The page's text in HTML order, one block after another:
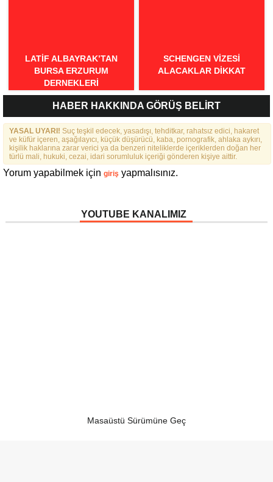
LATIF ALBAYRAK’TAN
BURSA ERZURUM
DERNEKLERI
FEDERASYONU İÇIN 25
MADDELIK BÜYÜK VIZYON:
“DAHA GÜÇLÜ, DAHA ETKIN,
DAHA KAPSAYICI BIR
FEDERASYON İÇIN YOLA
ÇIKTIK”
SCHENGEN VİZESİ
ALACAKLAR DİKKAT
HABER HAKKINDA GÖRÜŞ BELİRT
YASAL UYARI! Suç teşkil edecek, yasadışı, tehditkar, rahatsız edici, hakaret
ve küfür içeren, aşağılayıcı, küçük düşürücü, kaba, pornografik, ahlaka aykırı,
kişilik haklarına zarar verici ya da benzeri niteliklerde içeriklerden doğan her
türlü mali, hukuki, cezai, idari sorumluluk içeriği gönderen kişiye aittir.
Yorum yapabilmek için giriş yapmalısınız.
YOUTUBE KANALIMIZ
Masaüstü Sürümüne Geç